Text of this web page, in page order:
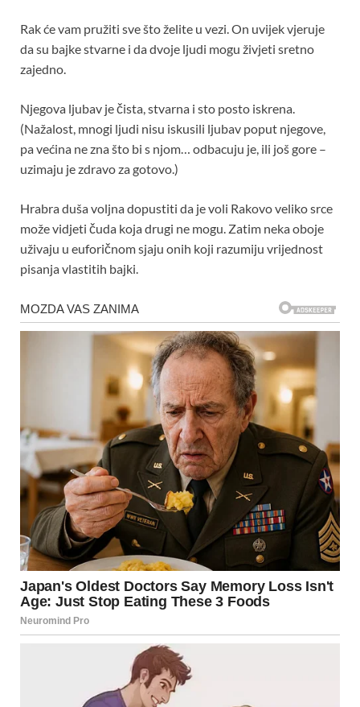
Rak će vam pružiti sve što želite u vezi. On uvijek vjeruje
da su bajke stvarne i da dvoje ljudi mogu živjeti sretno
zajedno.
Njegova ljubav je čista, stvarna i sto posto iskrena.
(Nažalost, mnogi ljudi nisu iskusili ljubav poput njegove,
pa većina ne zna što bi s njom… odbacuju je, ili još gore –
uzimaju je zdravo za gotovo.)
Hrabra duša voljna dopustiti da je voli Rakovo veliko srce
može vidjeti čuda koja drugi ne mogu. Zatim neka oboje
uživaju u euforičnom sjaju onih koji razumiju vrijednost
pisanja vlastitih bajki.